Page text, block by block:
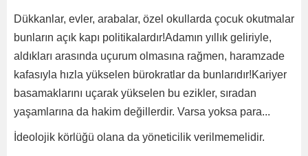
Dükkanlar, evler, arabalar, özel okullarda çocuk okutmalar
bunların açık kapı politikalardır!Adamın yıllık geliriyle,
aldıkları arasında uçurum olmasına rağmen, haramzade
kafasıyla hızla yükselen bürokratlar da bunlarıdır!Kariyer
basamaklarını uçarak yükselen bu ezikler, sıradan
yaşamlarına da hakim değillerdir. Varsa yoksa para...
İdeolojik körlüğü olana da yöneticilik verilmemelidir.